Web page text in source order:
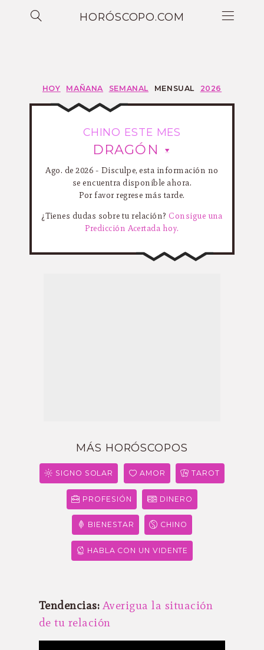
HORÓSCOPO.COM
HOY MAÑANA SEMANAL MENSUAL 2026
CHINO ESTE MES
DRAGÓN
Ago. de 2026 - Disculpe, esta información no
se encuentra disponible ahora.
Por favor regrese más tarde.
¿Tienes dudas sobre tu relación? Consigue una
Predicción Acertada hoy.
MÁS HORÓSCOPOS
SIGNO SOLAR AMOR TAROT
PROFESIÓN DINERO
BIENESTAR CHINO
HABLA CON UN VIDENTE
Tendencias: Averigua la situación
de tu relación